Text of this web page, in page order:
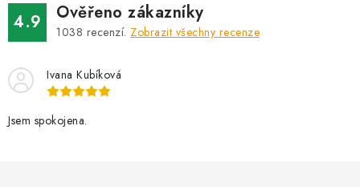
4.9 Ověřeno zákazníky
1038 recenzí. Zobrazit všechny recenze
Ivana Kubíková
Jsem spokojena.